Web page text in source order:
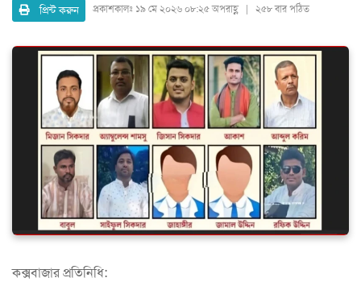
প্রিন্ট করুন প্রকাশকালঃ ১৯ মে ২০২৬ ০৮:২৫ অপরাহ্ণ | ২৫৮ বার পঠিত
কক্সবাজার প্রতিনিধি: